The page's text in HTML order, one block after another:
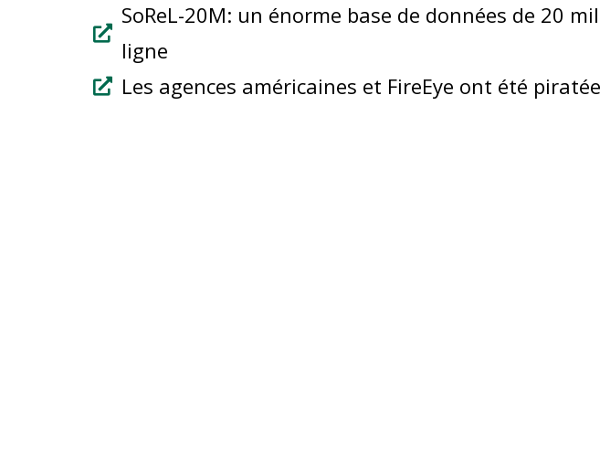
SoReL-20M: un énorme base de données de 20
ligne
Les agences américaines et FireEye ont été